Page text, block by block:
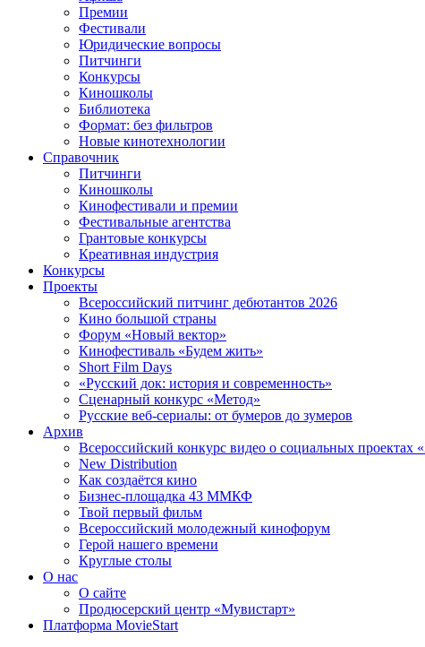
Премии
Фестивали
Юридические вопросы
Питчинги
Конкурсы
Киношколы
Библиотека
Формат: без фильтров
Новые кинотехнологии
Справочник
Питчинги
Киношколы
Кинофестивали и премии
Фестивальные агентства
Грантовые конкурсы
Креативная индустрия
Конкурсы
Проекты
Всероссийский питчинг дебютантов 2026
Кино большой страны
Форум «Новый вектор»
Кинофестиваль «Будем жить»
Short Film Days
«Русский док: история и современность»
Сценарный конкурс «Метод»
Русские веб-сериалы: от бумеров до зумеров
Архив
Всероссийский конкурс видео о социальных проектах
New Distribution
Как создаётся кино
Бизнес-площадка 43 ММКФ
Твой первый фильм
Всероссийский молодежный кинофорум
Герой нашего времени
Круглые столы
О нас
О сайте
Продюсерский центр «Мувистарт»
Платформа MovieStart